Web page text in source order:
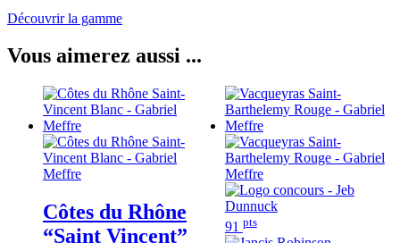
Découvrir la gamme
Vous aimerez aussi ...
Côtes du Rhône
“Saint Vincent”
91 pts